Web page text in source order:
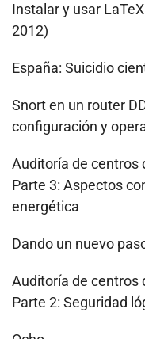
Instalar y usar
2012)
España: Suicidio
Snort en un router
configuración y
Auditoría de centros
Parte 3: Aspectos
energética
Dando un nuevo
Auditoría de centros
Parte 2: Seguridad